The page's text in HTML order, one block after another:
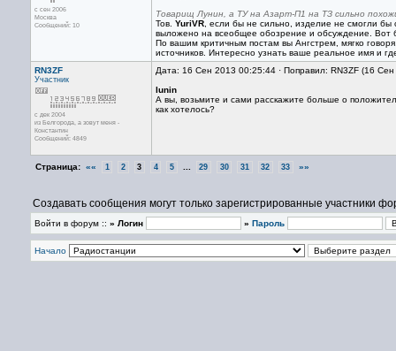
с сен 2006
Москва
Сообщений: 10
Товарищ Лунин, а ТУ на Азарт-П1 на ТЗ сильно
Тов. YuriVR , если бы не сильно, изделие не смогли
выложено на всеобщее обозрение и обсуждение. Вот
По вашим критичным постам вы Ангстрем, мягко
источников. Интересно узнать ваше реальное имя и
RN3ZF
Участник
с дек 2004
из Белгорода, а зовут меня -
Константин
Сообщений: 4849
Дата: 16 Сен 2013 00:25:44 · Поправил: RN3ZF (16
lunin
А вы, возьмите и сами расскажите больше о
как хотелось?
Страница: «« 1 2 3 4 5 29 30 31 32 33 »»
Создавать сообщения могут только зарегистрированные участники
Войти в форум :: » Логин » Пароль
Начало